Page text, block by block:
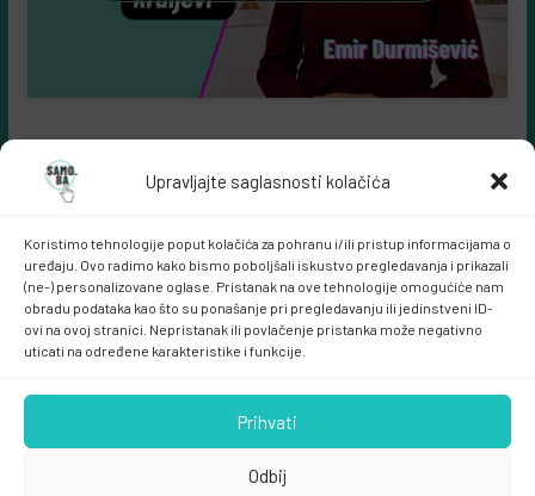
Upravljajte saglasnosti kolačića
Koristimo tehnologije poput kolačića za pohranu i/ili pristup informacijama o
uređaju. Ovo radimo kako bismo poboljšali iskustvo pregledavanja i prikazali
(ne-) personalizovane oglase. Pristanak na ove tehnologije omogućiće nam
obradu podataka kao što su ponašanje pri pregledavanju ili jedinstveni ID-
ovi na ovoj stranici. Nepristanak ili povlačenje pristanka može negativno
uticati na određene karakteristike i funkcije.
Prihvati
Odbij
Samo.ba MARKETING